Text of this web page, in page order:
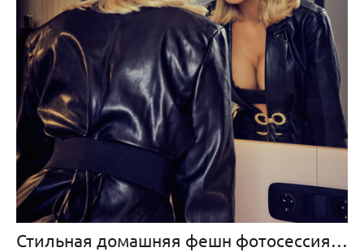
Стильная домашняя фешн фотосессия для красотки Сони